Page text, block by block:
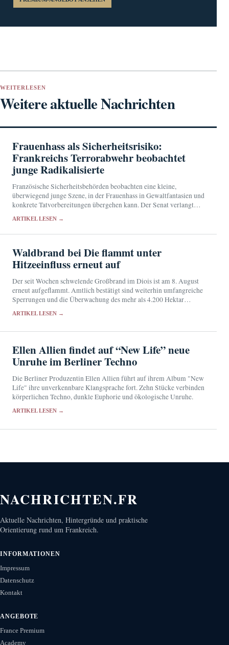
WEITERLESEN
Weitere aktuelle Nachrichten
Frauenhass als Sicherheitsrisiko:
Frankreichs Terrorabwehr beobachtet
junge Radikalisierte
Französische Sicherheitsbehörden beobachten eine kleine,
überwiegend junge Szene, in der Frauenhass in Gewaltfantasien und
konkrete Tatvorbereitungen übergehen kann. Der Senat verlangt
Nachrichtendiensten.
ARTIKEL LESEN →
Waldbrand bei Die flammt unter
Hitzeeinfluss erneut auf
Der seit Wochen schwelende Großbrand im Diois ist am 8. August
erneut aufgeflammt. Amtlich bestätigt sind weiterhin umfangreiche
Sperrungen und die Überwachung des mehr als 4.200 Hektar
ARTIKEL LESEN →
Ellen Allien findet auf “New Life” neue
Unruhe im Berliner Techno
Die Berliner Produzentin Ellen Allien führt auf ihrem Album "New
Life" ihre unverkennbare Klangsprache fort. Zehn Stücke verbinden
körperlichen Techno, dunkle Euphorie und ökologische Unruhe.
ARTIKEL LESEN →
NACHRICHTEN.FR
Aktuelle Nachrichten, Hintergründe und praktische
Orientierung rund um Frankreich.
INFORMATIONEN
Impressum
Datenschutz
Kontakt
ANGEBOTE
France Premium
Academy